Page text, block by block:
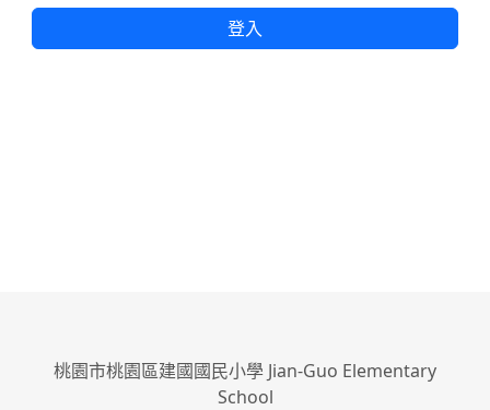
登入
桃園市桃園區建國國民小學 Jian-Guo Elementary
School